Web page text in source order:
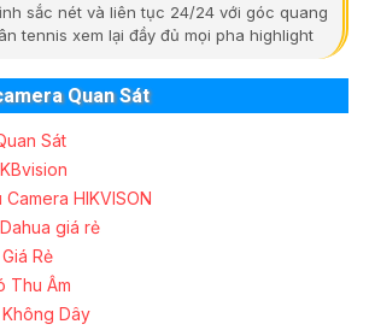
sắc nét và liên tục 24/24 với góc quang
tennis xem lại đầy đủ mọi pha highlight
Quan Sát
Sát
HIKVISON
giá rẻ
Rẻ
Thu Âm
Dây